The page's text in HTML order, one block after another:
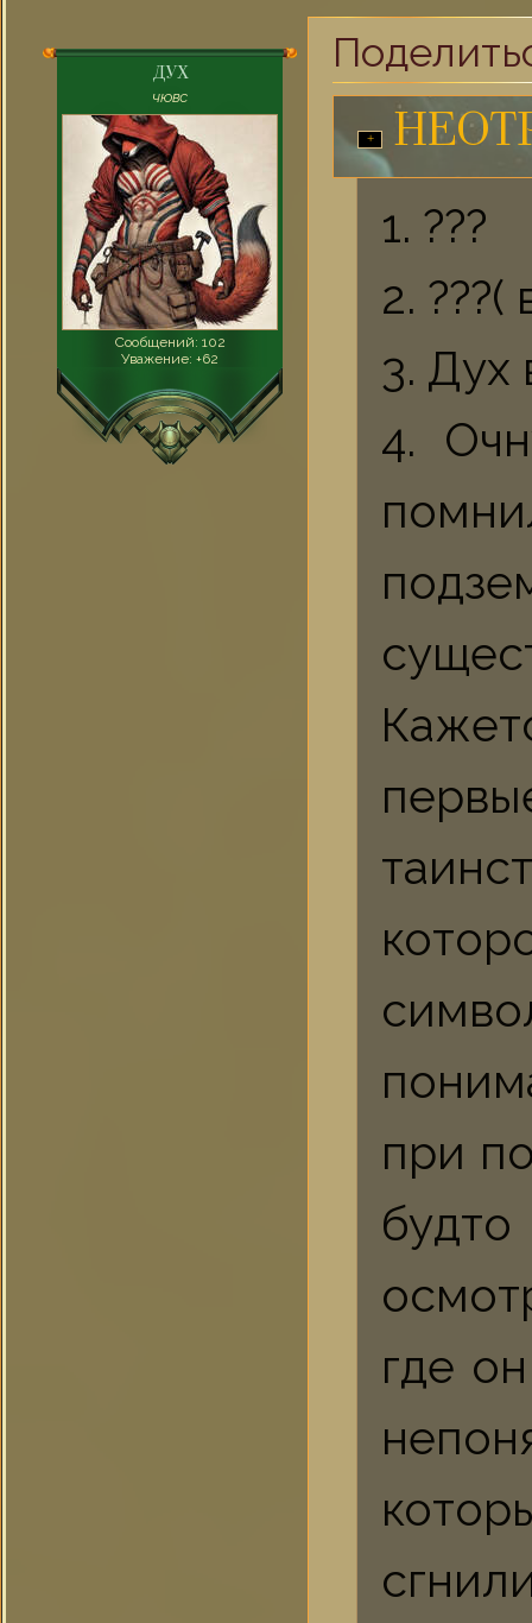
ДУХ
ЧЮВС
Сообщений: 102
Уважение: +62
1. ???
2. ???(
3. Дух
4.
при
где